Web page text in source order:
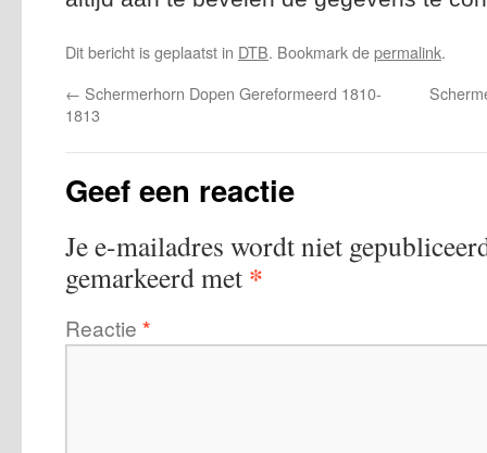
Dit bericht is geplaatst in DTB. Bookmark depermalink.
← Schermerhorn Dopen Gereformeerd 1810-
1813
Geef een reactie
Je e-mailadres wordt niet
gemarkeerd met *
Reactie *